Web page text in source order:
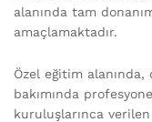
alanında tam
amaçlamaktadır.
Özel eğitim
bakımında
kuruluşlarınca